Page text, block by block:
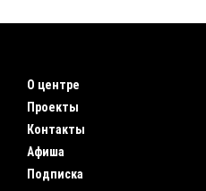
О центре
Проекты
Контакты
Афиша
Подписка